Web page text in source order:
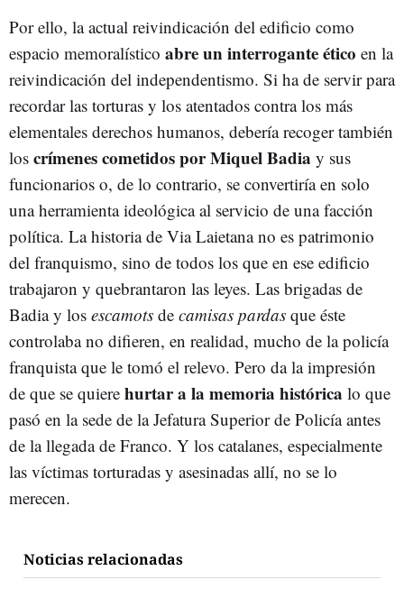
Por ello, la actual reivindicación del edificio como
espacio memoralístico abre un interrogante ético en la
reivindicación del independentismo. Si ha de servir para
recordar las torturas y los atentados contra los más
elementales derechos humanos, debería recoger también
los crímenes cometidos por Miquel Badia y sus
funcionarios o, de lo contrario, se convertiría en solo
una herramienta ideológica al servicio de una facción
política. La historia de Via Laietana no es patrimonio
del franquismo, sino de todos los que en ese edificio
trabajaron y quebrantaron las leyes. Las brigadas de
Badia y los escamots de camisas pardas que éste
controlaba no difieren, en realidad, mucho de la policía
franquista que le tomó el relevo. Pero da la impresión
de que se quiere hurtar a la memoria histórica lo que
pasó en la sede de la Jefatura Superior de Policía antes
de la llegada de Franco. Y los catalanes, especialmente
las víctimas torturadas y asesinadas allí, no se lo
merecen.
Noticias relacionadas